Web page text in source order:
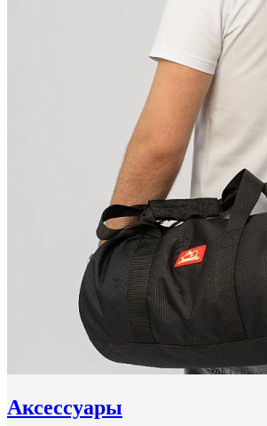
Аксессуары